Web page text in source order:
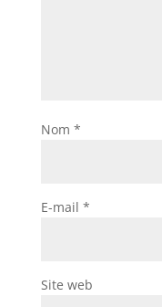
Nom *
E-mail *
Site web